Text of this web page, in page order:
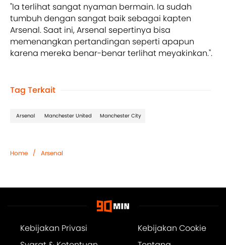
"Ia terlihat sangat nyaman bermain. Ia sudah
tumbuh dengan sangat baik sebagai kapten
Arsenal. Saat ini, Arsenal sepertinya bisa
memenangkan pertandingan seperti apapun
karena mereka benar-benar terlihat meyakinkan.".
Tag Terkait
Arsenal Manchester United Manchester City
Home / Arsenal
Kebijakan Privasi
Kebijakan Cookie